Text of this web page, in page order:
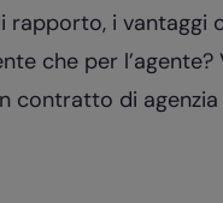
rapporto, i vantaggi
che per l’agente?
contratto di